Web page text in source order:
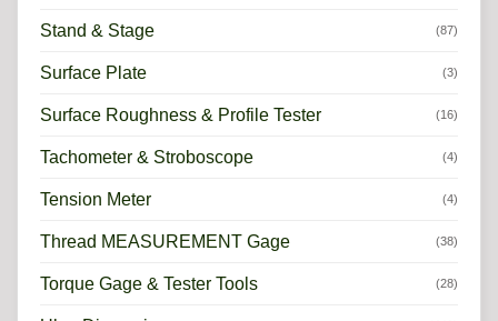
Stand & Stage (87)
Surface Plate (3)
Surface Roughness & Profile Tester (16)
Tachometer & Stroboscope (4)
Tension Meter (4)
Thread MEASUREMENT Gage (38)
Torque Gage & Tester Tools (28)